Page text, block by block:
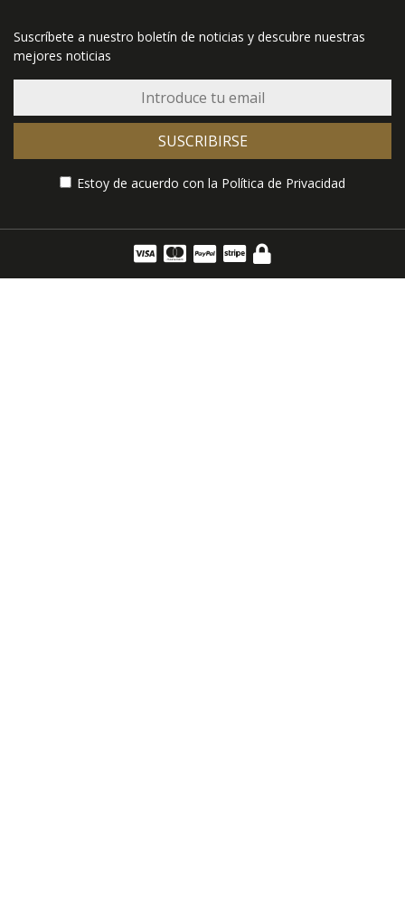
Suscríbete a nuestro boletín de noticias y descubre nuestras
mejores noticias
SUSCRIBIRSE
Estoy de acuerdo con la Política de Privacidad